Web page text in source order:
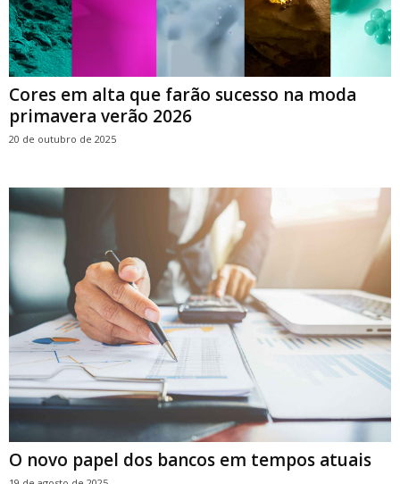
Cores em alta que farão sucesso na moda
primavera verão 2026
20 de outubro de 2025
O novo papel dos bancos em tempos atuais